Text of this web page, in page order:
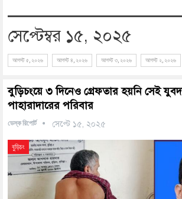
সেপ্টেম্বর ১৫, ২০২৫
আগস্ট ৫, ২০২৬ আগস্ট ৪, ২০২৬ আগস্ট ৩, ২০২৬ আগস্ট ২, ২০২৬
বুড়িচংয়ে ৩ দিনেও গ্রেফতার হয়নি সেই
পাহারাদারের পরিবার
ডেস্ক রিপোর্ট সেপ্টে ১৫, ২০২৫
বুড়িচং